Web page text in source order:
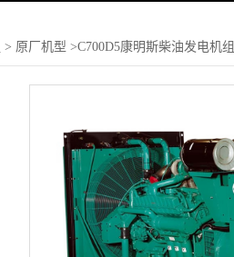
> 原厂机型 >C700D5康明斯柴油发电机组